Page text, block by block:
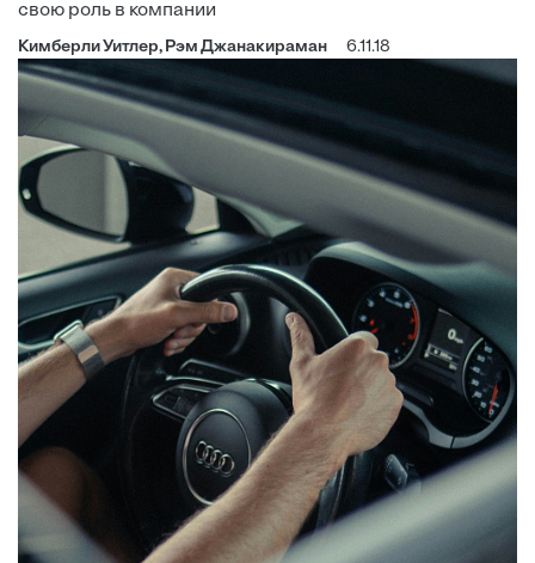
свою роль в компании
Кимберли Уитлер, Рэм Джанакираман 6.11.18